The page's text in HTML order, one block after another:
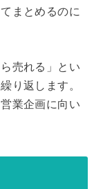
まとめるのに
売れる」とい
り返します。
業企画に向い